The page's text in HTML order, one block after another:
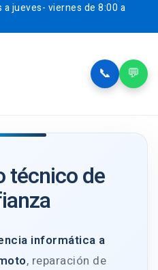
jueves- viernes de 8:00 a
📞 💬
técnico de
informática a
, reparación de